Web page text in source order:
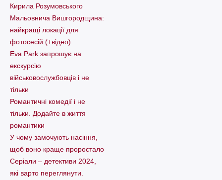
Кирила Розумовського
Мальовнича Вишгородщина:
найкращі локації для
фотосесій (+відео)
Eva Park запрошує на
екскурсію
військовослужбовців і не
тільки
Романтичні комедії і не
тільки. Додайте в життя
романтики
У чому замочують насіння,
щоб воно краще проростало
Серіали – детективи 2024,
які варто пеpеглянути.